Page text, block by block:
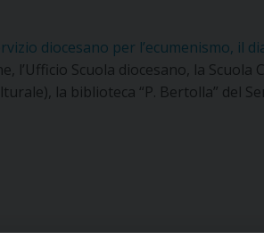
diocesano per l’ecumenismo, il
l’Ufficio Scuola diocesano, la
la biblioteca “P. Bertolla” del